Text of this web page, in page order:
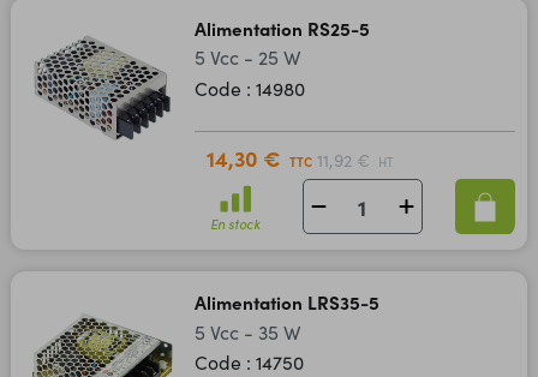
Alimentation RS25-5
5 Vcc - 25 W
Code : 14980
14,30 € TTC 11,92 € HT
En stock
Alimentation LRS35-5
5 Vcc - 35 W
Code : 14750